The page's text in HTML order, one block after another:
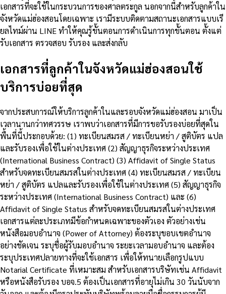
เอกสารที่จะใช้ในกระบวนการของศาลตระกูล นอกจากนี้สำหรับลูกค้าใน
จังหวัดแม่ฮ่องสอนโดยเฉพาะ เรามีระบบติดตามสถานะเอกสารแบบเรี
ยลไทม์ผ่าน LINE ทำให้คุณรู้ขั้นตอนการดำเนินการทุกขั้นตอน ตั้งแต่
รับเอกสาร ตรวจสอบ รับรอง และส่งกลับ
เอกสารที่ลูกค้าในจังหวัดแม่ฮ่องสอนใช้
บริการบ่อยที่สุด
จากประสบการณ์ให้บริการลูกค้าในและรอบจังหวัดแม่ฮ่องสอน มาเป็น
เวลานานกว่าทศวรรษ เราพบว่าเอกสารที่มีการขอรับรองบ่อยที่สุดใน
พื้นที่นี้ประกอบด้วย: (1) ทะเบียนสมรส / ทะเบียนหย่า / สูติบัตร แปล
และรับรองเพื่อใช้ในต่างประเทศ (2) สัญญาธุรกิจระหว่างประเทศ
(International Business Contract) (3) Affidavit of Single Status
สำหรับจดทะเบียนสมรสในต่างประเทศ (4) ทะเบียนสมรส / ทะเบียน
หย่า / สูติบัตร แปลและรับรองเพื่อใช้ในต่างประเทศ (5) สัญญาธุรกิจ
ระหว่างประเทศ (International Business Contract) และ (6)
Affidavit of Single Status สำหรับจดทะเบียนสมรสในต่างประเทศ
เอกสารแต่ละประเภทมีข้อกำหนดเฉพาะของตัวเอง ตัวอย่างเช่น
หนังสือมอบอำนาจ (Power of Attorney) ต้องระบุขอบเขตอำนาจ
อย่างชัดเจน ระบุชื่อผู้รับมอบอำนาจ ระยะเวลามอบอำนาจ และต้อง
ระบุประเทศปลายทางที่จะใช้เอกสาร เพื่อให้ทนายเลือกรูปแบบ
Notarial Certificate ที่เหมาะสม สำหรับเอกสารบริษัทเช่น Affidavit
หรือหนังสือรับรอง บอจ.5 ต้องเป็นเอกสารที่อายุไม่เกิน 30 วันนับจาก